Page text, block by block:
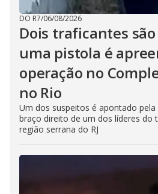
DO R7/06/08/2026
Dois traficantes
uma pistola é
operação no
no Rio
Um dos suspeitos é apontado pela
braço direito de um dos líderes do
região serrana do RJ